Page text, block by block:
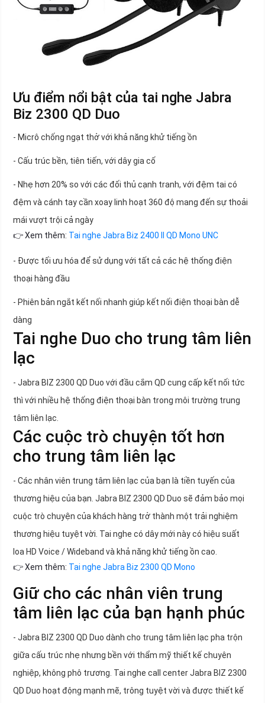
Ưu điểm nổi bật của tai nghe Jabra
Biz 2300 QD Duo
- Micrô chống ngạt thở với khả năng khử tiếng ồn
- Cấu trúc bền, tiên tiến, với dây gia cố
- Nhẹ hơn 20% so với các đối thủ cạnh tranh, với đệm tai có
đệm và cánh tay cần xoay linh hoạt 360 độ mang đến sự thoải
mái vượt trội cả ngày
👉 Xem thêm: Tai nghe Jabra Biz 2400 II QD Mono UNC
- Được tối ưu hóa để sử dụng với tất cả các hệ thống điện
thoại hàng đầu
- Phiên bản ngắt kết nối nhanh giúp kết nối điện thoại bàn dễ
dàng
Tai nghe Duo cho trung tâm liên
lạc
- Jabra BIZ 2300 QD Duo với đầu cắm QD cung cấp kết nối tức
thì với nhiều hệ thống điện thoại bàn trong môi trường trung
tâm liên lạc.
Các cuộc trò chuyện tốt hơn
cho trung tâm liên lạc
- Các nhân viên trung tâm liên lạc của bạn là tiền tuyến của
thương hiệu của bạn. Jabra BIZ 2300 QD Duo sẽ đảm bảo mọi
cuộc trò chuyện của khách hàng trở thành một trải nghiệm
thương hiệu tuyệt vời. Tai nghe có dây mới này có hiệu suất
loa HD Voice / Wideband và khả năng khử tiếng ồn cao.
👉 Xem thêm: Tai nghe Jabra Biz 2300 QD Mono
Giữ cho các nhân viên trung
tâm liên lạc của bạn hạnh phúc
- Jabra BIZ 2300 QD Duo dành cho trung tâm liên lạc pha trộn
giữa cấu trúc nhẹ nhưng bền với thẩm mỹ thiết kế chuyên
nghiệp, không phô trương. Tai nghe call center Jabra BIZ 2300
QD Duo hoạt động mạnh mẽ, trông tuyệt vời và được thiết kế